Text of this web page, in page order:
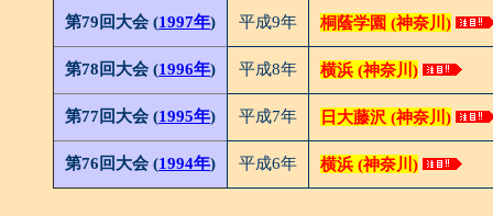
第79回大会 (1997年) 平成9年 桐蔭学園 (神奈川)
第78回大会 (1996年) 平成8年 横浜 (神奈川)
第77回大会 (1995年) 平成7年 日大藤沢 (神奈川)
第76回大会 (1994年) 平成6年 横浜 (神奈川)